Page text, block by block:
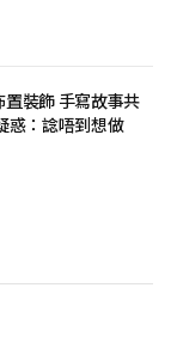
裝飾 手寫故事共
惑：諗唔到想做